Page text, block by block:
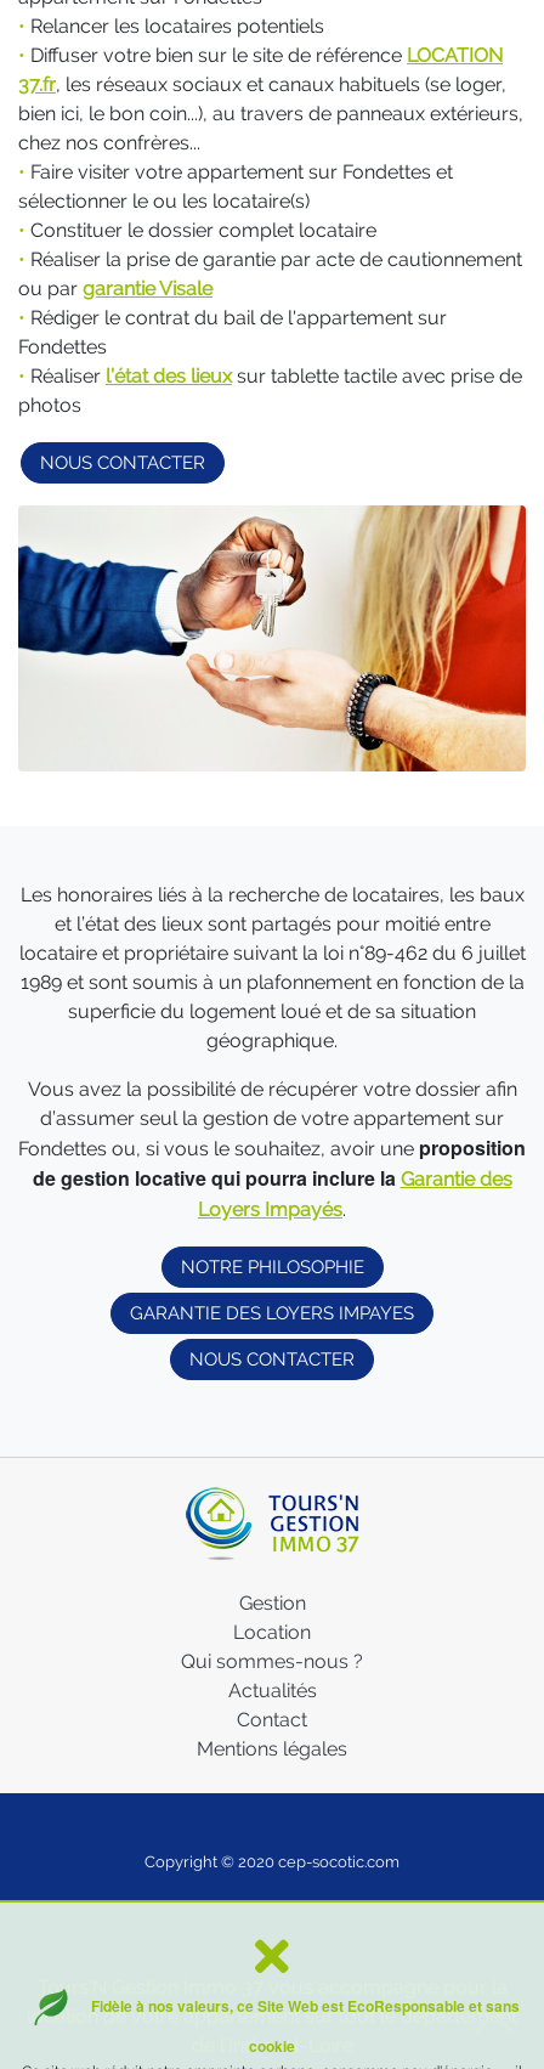
• Relancer les locataires potentiels
• Diffuser votre bien sur le site de référence LOCATION
37.fr, les réseaux sociaux et canaux habituels (se loger,
bien ici, le bon coin...), au travers de panneaux extérieurs,
chez nos confrères...
• Faire visiter votre appartement sur Fondettes et
sélectionner le ou les locataire(s)
• Constituer le dossier complet locataire
• Réaliser la prise de garantie par acte de cautionnement
ou par garantie Visale
• Rédiger le contrat du bail de l'appartement sur
Fondettes
• Réaliser l’état des lieuxsur tablette tactile avec prise de
photos
NOUS CONTACTER
Les honoraires liés à la recherche de locataires, les baux
et l’état des lieux sont partagés pour moitié entre
locataire et propriétaire suivant la loi n°89-462 du 6 juillet
1989 et sont soumis à un plafonnement en fonction de la
superficie du logement loué et de sa situation
géographique.
Vous avez la possibilité de récupérer votre dossier afin
d’assumer seul la gestion de votre appartement sur
Fondettes ou, si vous le souhaitez, avoir une proposition
de gestion locative qui pourra inclure la Garantie des
Loyers Impayés.
NOTRE PHILOSOPHIE
GARANTIE DES LOYERS IMPAYES
NOUS CONTACTER
Fidèle à nos valeurs, ce Site Web est EcoResponsable et sans
cookie
Gestion
Location
Qui sommes-nous ?
Actualités
Contact
Mentions légales
Copyright © 2020 cep-socotic.com
Tours'N Gestion Immo 37 vous accompagne pour la
location de votre appartement sur tout le département
de l'Indre-et-Loire